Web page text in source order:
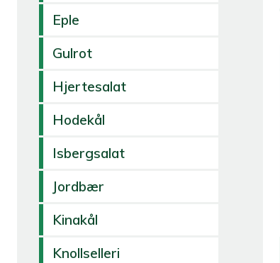
Eple
Gulrot
Hjertesalat
Hodekål
Isbergsalat
Jordbær
Kinakål
Knollselleri